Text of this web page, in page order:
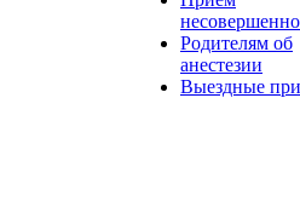
Родителям об
анестезии
Выездные